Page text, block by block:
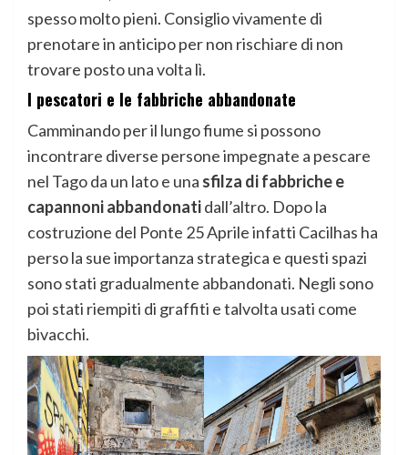
spesso molto pieni. Consiglio vivamente di
prenotare in anticipo per non rischiare di non
trovare posto una volta lì.
I pescatori e le fabbriche abbandonate
Camminando per il lungo fiume si possono
incontrare diverse persone impegnate a pescare
nel Tago da un lato e una sfilza di fabbriche e
capannoni abbandonatidall’altro. Dopo la
costruzione del Ponte 25 Aprile infatti Cacilhas ha
perso la sue importanza strategica e questi spazi
sono stati gradualmente abbandonati. Negli sono
poi stati riempiti di graffiti e talvolta usati come
bivacchi.